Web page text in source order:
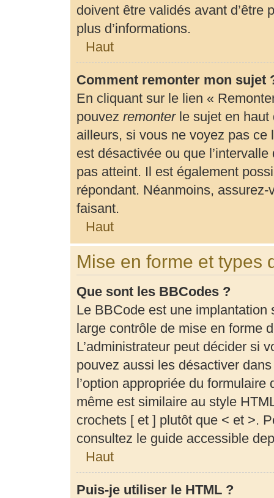
doivent être validés avant d’être
plus d’informations.
Haut
Comment remonter mon sujet
En cliquant sur le lien «
pouvez remonterle sujet en haut
ailleurs, si vous ne voyez pas
est désactivée ou que
pas atteint. Il est également
répondant. Néanmoins,
faisant.
Haut
Mise en forme et types
Que sont les BBCodes ?
Le BBCode est une
large contrôle de mise en forme
L’administrateur peut décider si
pouvez aussi les désactiver
l’option appropriée du
même est similaire au style
crochets [ et ] plutôt que < et >.
consultez le guide accessible
Haut
Puis-je utiliser le HTML ?